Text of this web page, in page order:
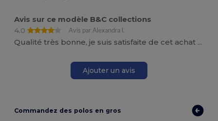
Avis sur ce modèle B&C collections
4.0
Avis par Alexandra l.
Qualité très bonne, je suis satisfaite de cet achat ...
Ajouter un avis
Commandez des polos en gros